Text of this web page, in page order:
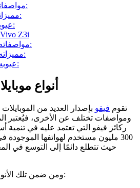
مواصفاته:
مميزاته:
عيوبه:
9- هاتف Vivo Z3i
مواصفاته:
مميزاته:
عيوبه:
أنواع
تقوم فيفو بإصدار العديد من
ومواصفات تختلف عن الأخرى، فيُعتبر
ركائز فيفو التي تعتمد عليه في تنمية
300 مليون مستخدم لهواتفها الموجودة
حيث تتطلع دائمًا إلى التوسع في
ومن ضمن تلك الأنواع التي تقوم بإنتاجها مايلي: